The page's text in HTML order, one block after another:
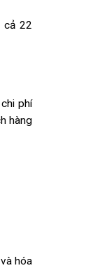
cả 22
phí
hàng
hóa